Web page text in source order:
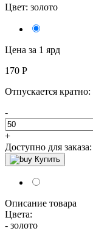
Цвет: золото
Цена за 1 ярд
170 Р
Отпускается кратно:
-
+
Доступно для заказа:
Купить
Описание товара
Цвета:
- золото